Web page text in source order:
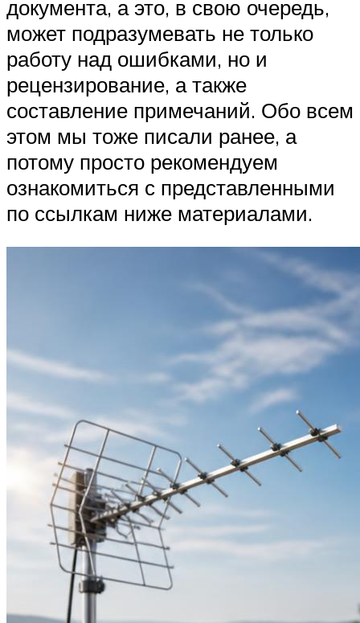
документа, а это, в свою очередь,
может подразумевать не только
работу над ошибками, но и
рецензирование, а также
составление примечаний. Обо всем
этом мы тоже писали ранее, а
потому просто рекомендуем
ознакомиться с представленными
по ссылкам ниже материалами.